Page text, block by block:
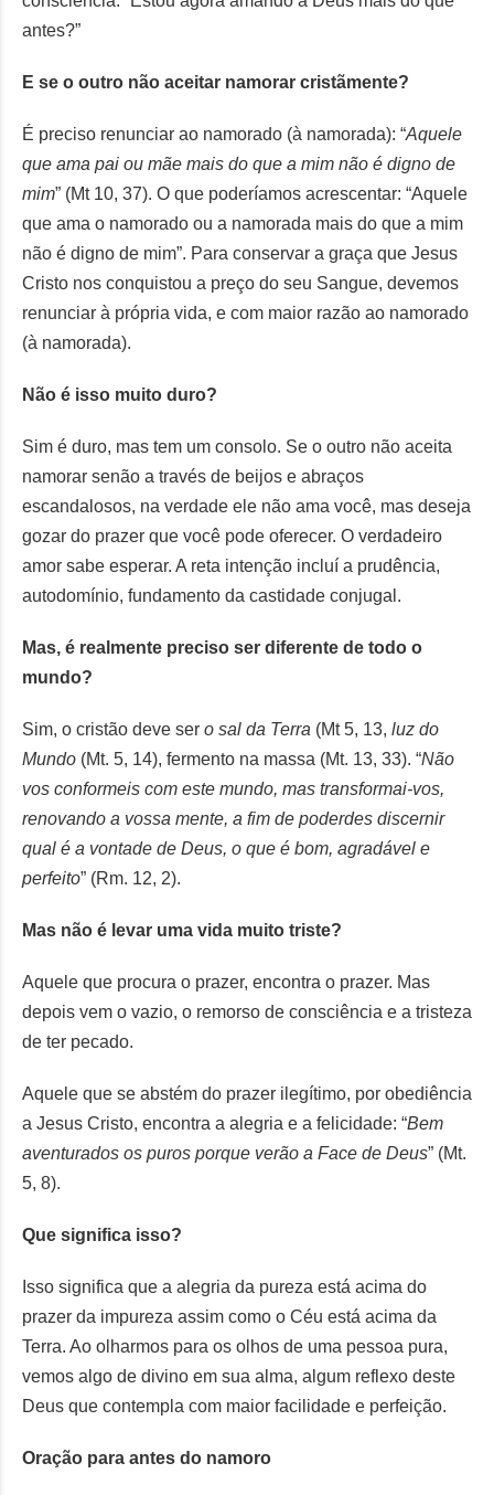
antes?”
E se o outro não aceitar namorar cristãmente?
É preciso renunciar ao namorado (à namorada): “Aquele
que ama pai ou mãe mais do que a mim não é digno de
mim” (Mt 10, 37). O que poderíamos acrescentar: “Aquele
que ama o namorado ou a namorada mais do que a mim
não é digno de mim”. Para conservar a graça que Jesus
Cristo nos conquistou a preço do seu Sangue, devemos
renunciar à própria vida, e com maior razão ao namorado
(à namorada).
Não é isso muito duro?
Sim é duro, mas tem um consolo. Se o outro não aceita
namorar senão a través de beijos e abraços
escandalosos, na verdade ele não ama você, mas deseja
gozar do prazer que você pode oferecer. O verdadeiro
amor sabe esperar. A reta intenção incluí a prudência,
autodomínio, fundamento da castidade conjugal.
Mas, é realmente preciso ser diferente de todo o
mundo?
Sim, o cristão deve ser o sal da Terra (Mt 5, 13, luz do
Mundo (Mt. 5, 14), fermento na massa (Mt. 13, 33). “Não
vos conformeis com este mundo, mas transformai-vos,
renovando a vossa mente, a fim de poderdes discernir
qual é a vontade de Deus, o que é bom, agradável e
perfeito” (Rm. 12, 2).
Mas não é levar uma vida muito triste?
Aquele que procura o prazer, encontra o prazer. Mas
depois vem o vazio, o remorso de consciência e a tristeza
de ter pecado.
Aquele que se abstém do prazer ilegítimo, por obediência
a Jesus Cristo, encontra a alegria e a felicidade: “Bem
aventurados os puros porque verão a Face de Deus” (Mt.
5, 8).
Que significa isso?
Isso significa que a alegria da pureza está acima do
prazer da impureza assim como o Céu está acima da
Terra. Ao olharmos para os olhos de uma pessoa pura,
vemos algo de divino em sua alma, algum reflexo deste
Deus que contempla com maior facilidade e perfeição.
Oração para antes do namoro